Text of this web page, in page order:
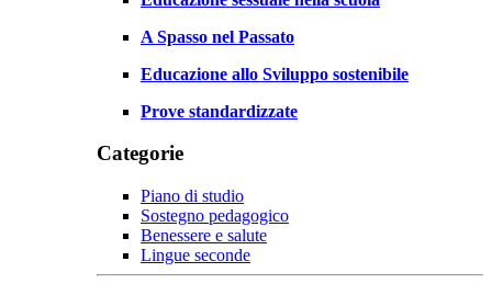
A Spasso nel Passato
Educazione allo Sviluppo sostenibile
Prove standardizzate
Categorie
Piano di studio
Sostegno pedagogico
Benessere e salute
Lingue seconde